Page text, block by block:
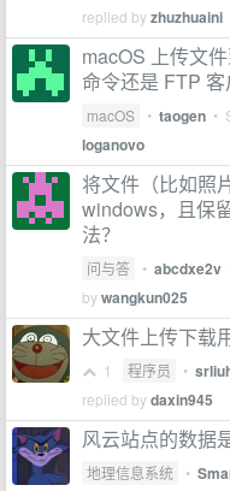
replied byzhuzhuaini
macOS 上传文
命令还是 FTP 客
macOS • taogen •
loganovo
将文件（比如照
windows，且保
法？
问与答 • abcdxe2v
bywangkun025
大文件上传下载
1 程序员 •
replied bydaxin945
风云站点的数据
地理信息系统 •